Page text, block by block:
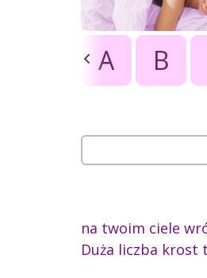
A B
na twoim ciele
Duża liczba krost